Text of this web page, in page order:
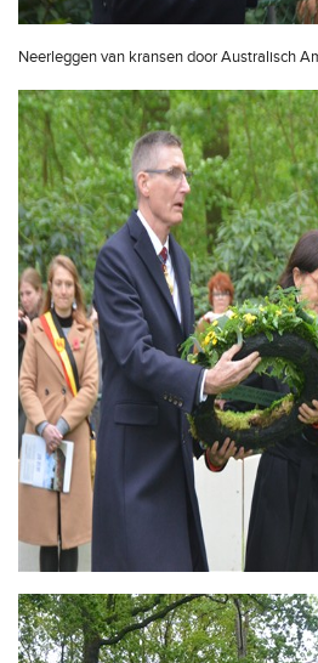
Neerleggen van kransen door Australisch